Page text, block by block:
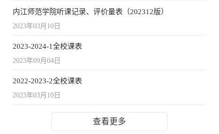
内江师范学院听课记录、评价量表（202312版）
2023年03月10日
2023-2024-1全校课表
2023年09月04日
2022-2023-2全校课表
2023年03月10日
查看更多